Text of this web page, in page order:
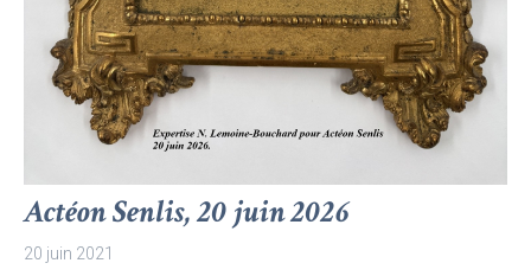
Actéon Senlis, 20 juin 2026
20 juin 2021